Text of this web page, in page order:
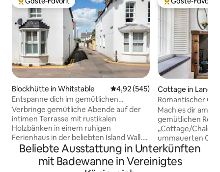
Beliebter Gäste-Favorit.
Blockhütte in Whitstable Durchschnittliche Bewertung:
4,92 (545)
Entspanne dich im gemütlichen
Fisherman's Cottage am Meer
Verbringe gemütliche Abende auf der
intimen Terrasse mit rustikalen
Holzbänken in einem ruhigen
Ferienhaus in der beliebten Island Wall.
Zurückhaltendes neutrales Dekor und
subtile Küstenakzente vermischen sich
mit den historischen Merkmalen, von
Beliebter Gäste-
Cottage in
Romantischer
Nähe des
Mach es dir am
gemütlichen
„Cottage/Chalet-
ummauerten
paar Minuten
Lancaster
bemerkenswert
Beliebte Ausstattung in Unterkünften
mit Badewanne in Vereinigtes